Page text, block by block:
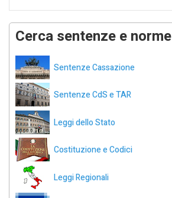
Cerca sentenze e norme
Sentenze Cassazione
Sentenze CdS e TAR
Leggi dello Stato
Costituzione e Codici
Leggi Regionali